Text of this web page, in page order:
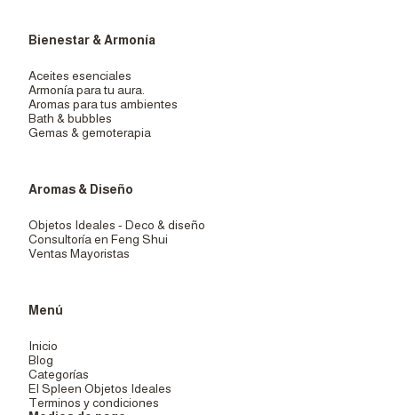
Bienestar & Armonía
Aceites esenciales
Armonía para tu aura.
Aromas para tus ambientes
Bath & bubbles
Gemas & gemoterapia
Aromas & Diseño
Objetos Ideales - Deco & diseño
Consultoría en Feng Shui
Ventas Mayoristas
Menú
Inicio
Blog
Categorías
El Spleen Objetos Ideales
Terminos y condiciones